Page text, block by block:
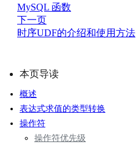
MySQL 函数
下一页
时序UDF的介绍和使用方法
本页导读
概述
表达式求值的类型转换
操作符
操作符优先级